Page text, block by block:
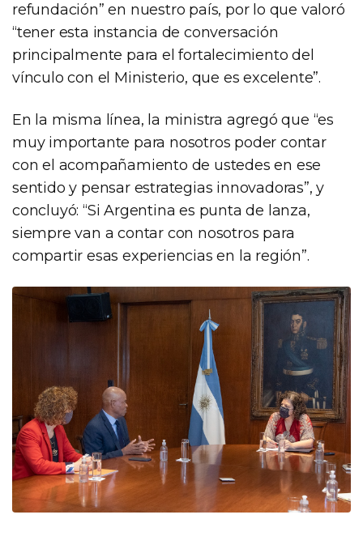
refundación” en nuestro país, por lo que valoró
“tener esta instancia de conversación
principalmente para el fortalecimiento del
vínculo con el Ministerio, que es excelente”.
En la misma línea, la ministra agregó que “es
muy importante para nosotros poder contar
con el acompañamiento de ustedes en ese
sentido y pensar estrategias innovadoras”, y
concluyó: “Si Argentina es punta de lanza,
siempre van a contar con nosotros para
compartir esas experiencias en la región”.